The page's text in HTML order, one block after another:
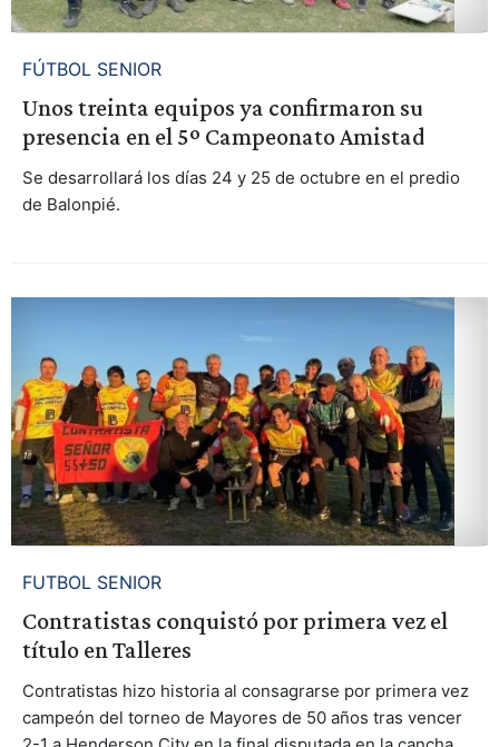
FÚTBOL SENIOR
Unos treinta equipos ya confirmaron su
presencia en el 5º Campeonato Amistad
Se desarrollará los días 24 y 25 de octubre en el predio
de Balonpié.
FUTBOL SENIOR
Contratistas conquistó por primera vez el
título en Talleres
Contratistas hizo historia al consagrarse por primera vez
campeón del torneo de Mayores de 50 años tras vencer